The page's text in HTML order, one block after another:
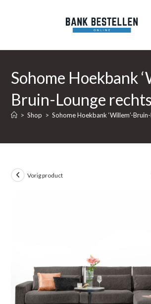
Sohome Hoekbank
Bruin-Lounge rechts
> Shop > Sohome Hoekbank ‘Willem’-
Vorig product